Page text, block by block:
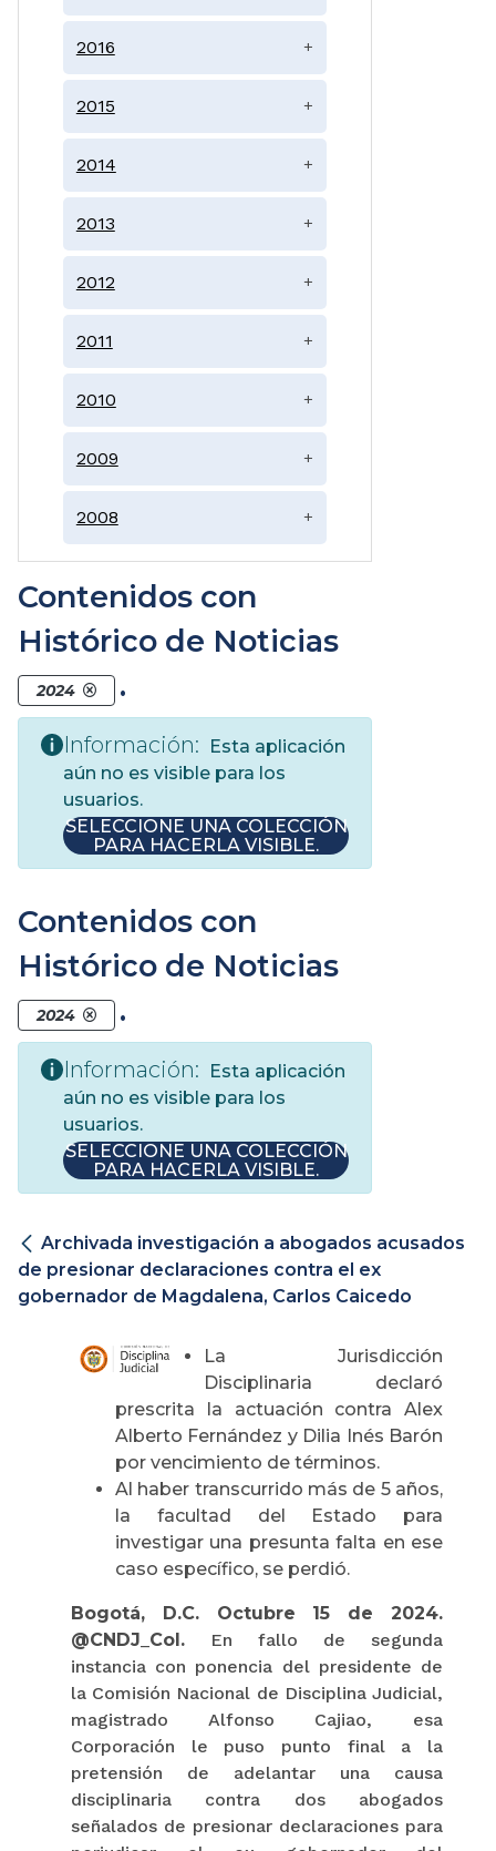
2016 +
2015 +
2014 +
2013 +
2012 +
2011 +
2010 +
2009 +
2008 +
Contenidos con
Histórico de Noticias
2024 .
Información:
Esta aplicación
aún no es visible para los
usuarios.
SELECCIONE UNA COLECCIÓN
PARA HACERLA VISIBLE.
Contenidos con
Histórico de Noticias
2024 .
Información:
Esta aplicación
aún no es visible para los
usuarios.
SELECCIONE UNA COLECCIÓN
PARA HACERLA VISIBLE.
Archivada investigación a abogados acusados
de presionar declaraciones contra el ex
gobernador de Magdalena, Carlos Caicedo
La Jurisdicción
Disciplinaria declaró
prescrita la actuación contra Alex
Alberto Fernández y Dilia Inés Barón
por vencimiento de términos.
Al haber transcurrido más de 5 años,
la facultad del Estado para
investigar una presunta falta en ese
caso específico, se perdió.
Bogotá, D.C. Octubre 15 de 2024.
@CNDJ_Col. En fallo de segunda
instancia con ponencia del presidente de
la Comisión Nacional de Disciplina Judicial,
magistrado Alfonso Cajiao, esa
Corporación le puso punto final a la
pretensión de adelantar una causa
disciplinaria contra dos abogados
señalados de presionar declaraciones para